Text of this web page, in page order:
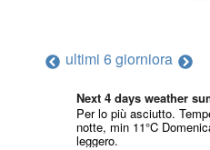
ultimi 6 giorniora
Next 4 days weather
Per lo più asciutto.
notte, min 11°C
leggero.